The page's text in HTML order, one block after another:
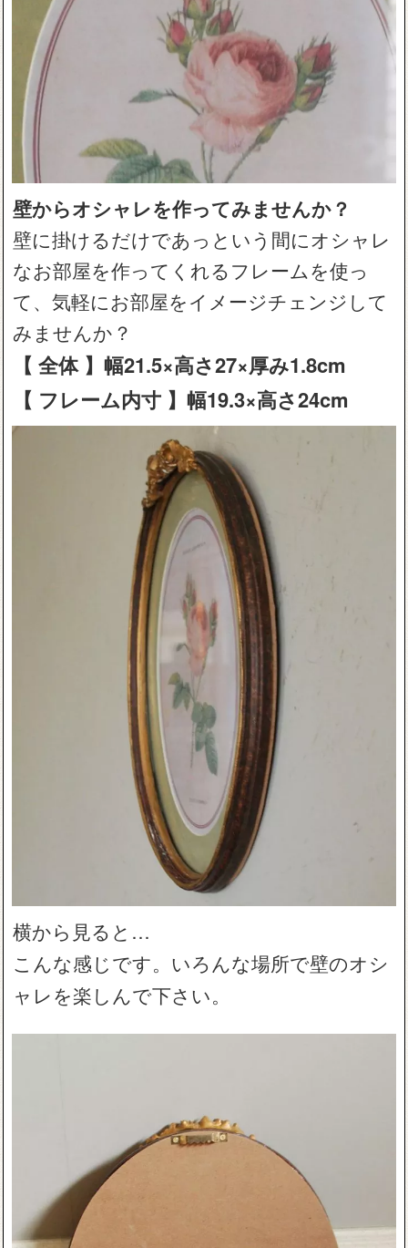
壁からオシャレを作ってみませんか？
壁に掛けるだけであっという間にオシャレ
なお部屋を作ってくれるフレームを使っ
て、気軽にお部屋をイメージチェンジして
みませんか？
【 全体 】幅21.5×高さ27×厚み1.8cm
【 フレーム内寸 】幅19.3×高さ24cm
横から見ると…
こんな感じです。いろんな場所で壁のオシ
ャレを楽しんで下さい。